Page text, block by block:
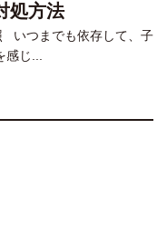
処方法
いつまでも依存して、子
感じ...